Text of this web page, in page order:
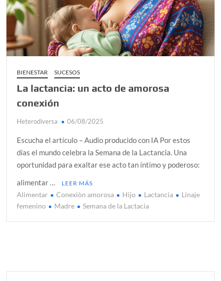
¿Conoces al rey del trópico? Seguro que sí
Día de Independencia 2026: de Patria Boba a Colombia
polarizada
generan las redes sociales
Denuncia por violencia sexual en Colombia: así avanza
Día del Orgullo LGBTQ+: una fecha que sigue defendiendo
BIENESTAR SUCESOS
La lactancia: un acto de amorosa
conexión
Heterodiversa 06/08/2025
Escucha el artículo – Audio producido con IA Por estos
días el mundo celebra la Semana de la Lactancia. Una
oportunidad para exaltar ese acto tan íntimo y poderoso:
alimentar …
LEER MÁS
Alimentar Conexiòn amorosa Hijo Lactancia
Linaje
femenino
Madre Semana de la Lactacia